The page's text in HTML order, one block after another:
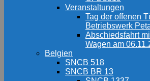
Veranstaltungen
Tag der offenen
Betriebswerk
Abschiedsfahrt
Wagen am
Belgien
SNCB 518
SNCB BR 13